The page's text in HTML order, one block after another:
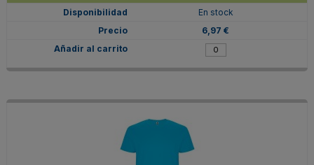
En stock
6,97 €